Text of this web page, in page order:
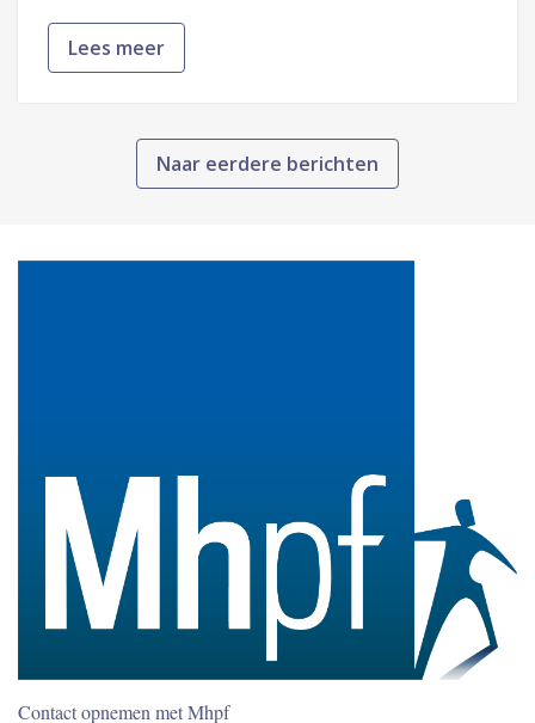
Lees meer
Naar eerdere berichten
Contact opnemen met Mhpf